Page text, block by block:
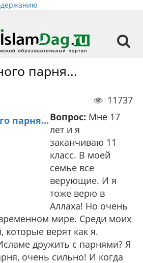
парня...
11737
Вопрос: Мне 17
лет и я
заканчиваю 11
класс. В моей
семье все
верующие. И я
тоже верю в
Аллаха! Но очень
мире. Среди моих
которые верят как я.
дружить с парнями? Я
очень сильно! И когда